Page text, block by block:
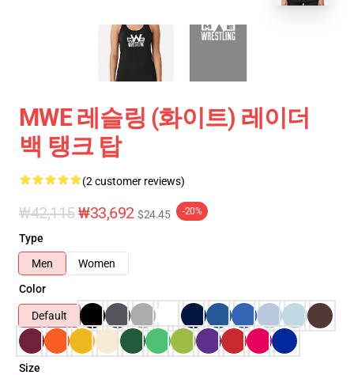
MWE 레슬링 (화이트) 레이더
백 탱크 탑
(2 customer reviews)
₩42,115₩33,692 $24.45 -20%
Type
Men
Women
Color
Default
Size